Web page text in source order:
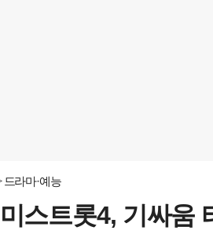
드라마·예능
미스트롯4, 기싸움